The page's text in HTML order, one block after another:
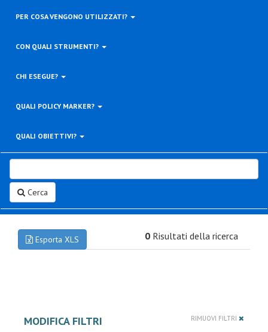
PER COSA VENGONO UTILIZZATI?
CON QUALI STRUMENTI?
CHI ESEGUE?
QUALI POLICY MARKER?
QUALI OBIETTIVI?
Cerca
Esporta XLS 0 Risultati della ricerca
MODIFICA FILTRI RIMUOVI FILTRI